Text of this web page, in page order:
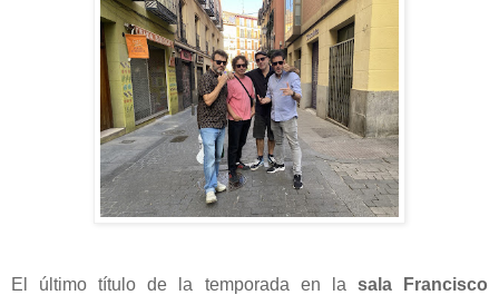
El último título de la temporada en la sala Francisco